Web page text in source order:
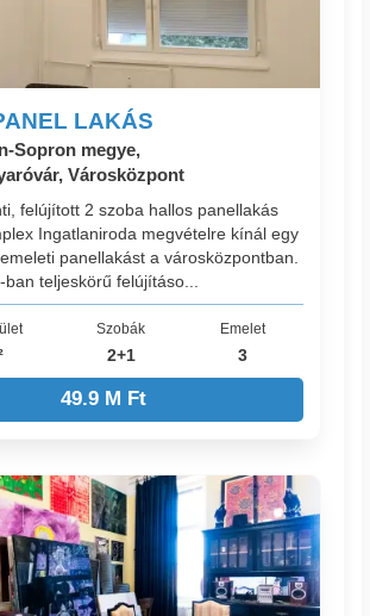
LAKÁS
Sopron megye,
Városközpont
felújított 2 szoba hallos panellakás
Ingatlaniroda megvételre kínál egy
panellakást a városközpontban.
ban teljeskörű felújításo...
Szobák
2+1
Emelet
3
49.9 M Ft